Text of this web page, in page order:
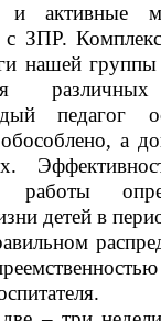
активные
ЗПР.
нашей
различных
педагог
а
работы
детей в